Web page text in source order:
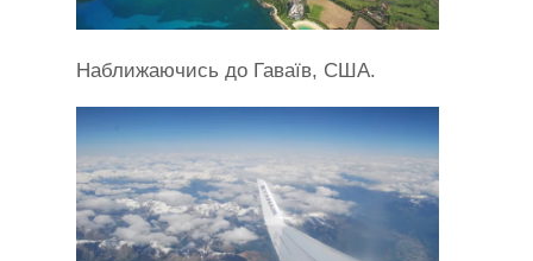
Наближаючись до Гаваїв, США.